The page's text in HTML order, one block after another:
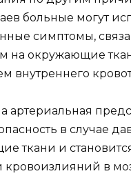
больные могут
симптомы,
на окружающие
внутреннего
артериальная
в случае
ткани и
в